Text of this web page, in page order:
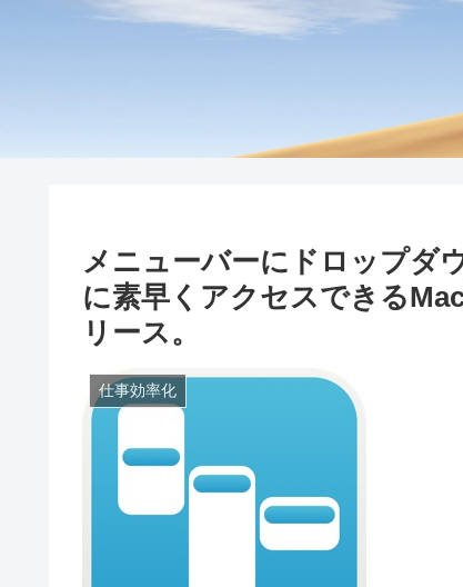
メニューバーにドロップダ
に素早くアクセスできる
リース。
仕事効率化